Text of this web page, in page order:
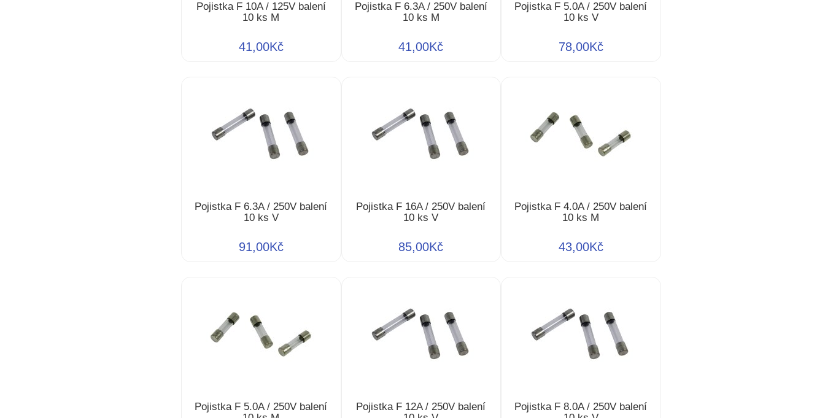
Pojistka F 10A / 125V balení
10 ks M
41,00Kč
Pojistka F 6.3A / 250V balení
10 ks M
41,00Kč
Pojistka F 5.0A / 250V balení
10 ks V
78,00Kč
Pojistka F 6.3A / 250V balení
10 ks V
91,00Kč
Pojistka F 16A / 250V balení
10 ks V
85,00Kč
Pojistka F 4.0A / 250V balení
10 ks M
43,00Kč
Pojistka F 5.0A / 250V balení
Pojistka F 12A / 250V balení
Pojistka F 8.0A / 250V balení